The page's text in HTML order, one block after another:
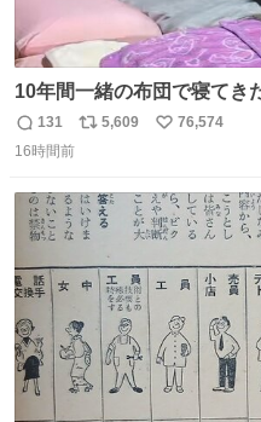
10年間一緒の布団で寝て
返
信
131
リ
ト
数
5,609
い
数
76,574
16時間前